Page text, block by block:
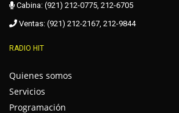
Cabina: (921) 212-0775, 212-6705
Ventas: (921) 212-2167, 212-9844
RADIO HIT
Quienes somos
Servicios
Programación